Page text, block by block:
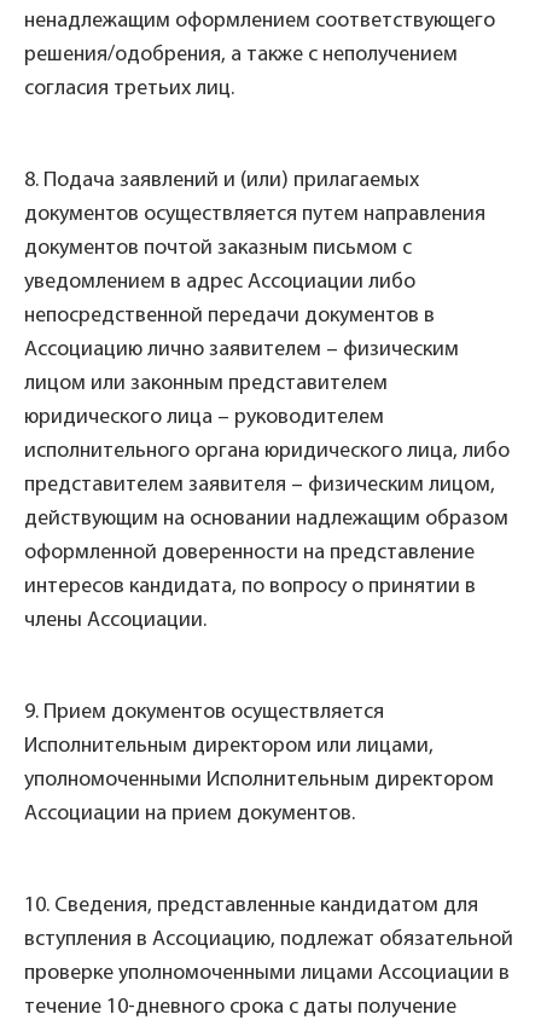
ненадлежащим оформлением соответствующего
решения/одобрения, а также с неполучением
согласия третьих лиц.
8. Подача заявлений и (или) прилагаемых
документов осуществляется путем направления
документов почтой заказным письмом с
уведомлением в адрес Ассоциации либо
непосредственной передачи документов в
Ассоциацию лично заявителем – физическим
лицом или законным представителем
юридического лица – руководителем
исполнительного органа юридического лица, либо
представителем заявителя – физическим лицом,
действующим на основании надлежащим образом
оформленной доверенности на представление
интересов кандидата, по вопросу о принятии в
члены Ассоциации.
9. Прием документов осуществляется
Исполнительным директором или лицами,
уполномоченными Исполнительным директором
Ассоциации на прием документов.
10. Сведения, представленные кандидатом для
вступления в Ассоциацию, подлежат обязательной
проверке уполномоченными лицами Ассоциации в
течение 10-дневного срока с даты получение